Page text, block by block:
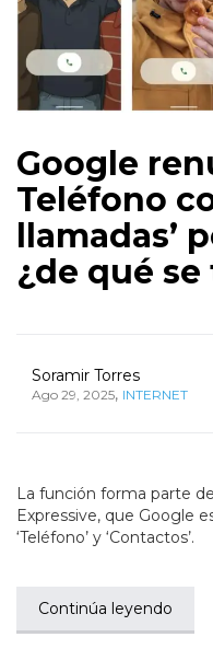
Google
Teléfono
llamadas’
¿de qué se
Soramir Torres
Ago 29, 2025, INTERNET
La función forma parte
Expressive, que Google
‘Teléfono’ y ‘Contactos’.
Continúa leyendo